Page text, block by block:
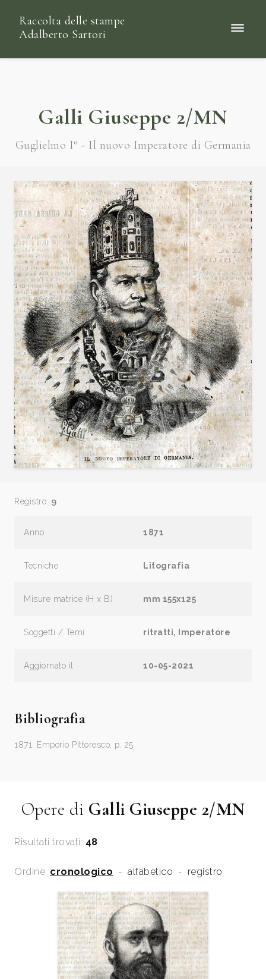
Raccolta delle stampe
Adalberto Sartori
Galli Giuseppe 2/MN
Guglielmo I° - Il nuovo Imperatore di Germania
Registro: 9
Anno 1871
Tecniche Litografia
Misure matrice (H x B) mm 155x125
Soggetti / Temi ritratti, Imperatore
Aggiornato il 10-05-2021
Bibliografia
1871. Emporio Pittoresco, p. 25
Opere di Galli Giuseppe 2/MN
Risultati trovati: 48
Ordine: cronologico - alfabetico - registro